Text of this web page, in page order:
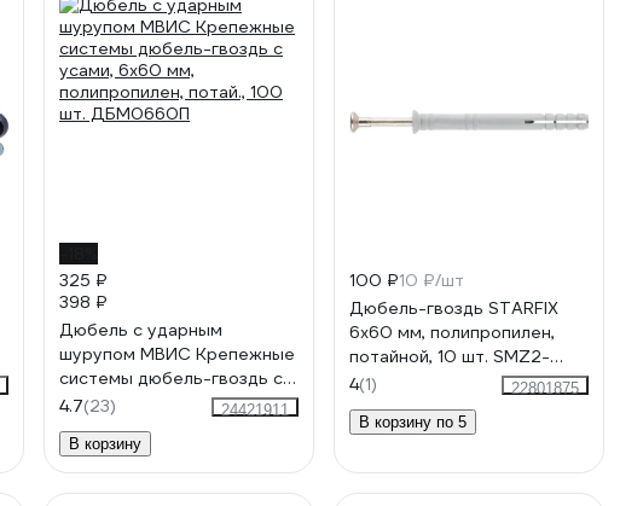
325 ₽
398 ₽
Дюбель с ударным
шурупом МВИС Крепежные
системы дюбель-гвоздь с
усами, 6x60 мм,
полипропилен, потай., 100
шт. ДБМ0660П
4.7(23)
24421911
В корзину
100 ₽10 ₽/шт
Дюбель-гвоздь STARFIX
6x60 мм, полипропилен,
потайной, 10 шт. SMZ2-
40914-10
4(1)
22801875
В корзину по 5